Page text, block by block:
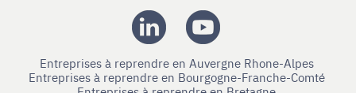
Entreprises à reprendre en Auvergne Rhone-Alpes
Entreprises à reprendre en Bourgogne-Franche-Comté